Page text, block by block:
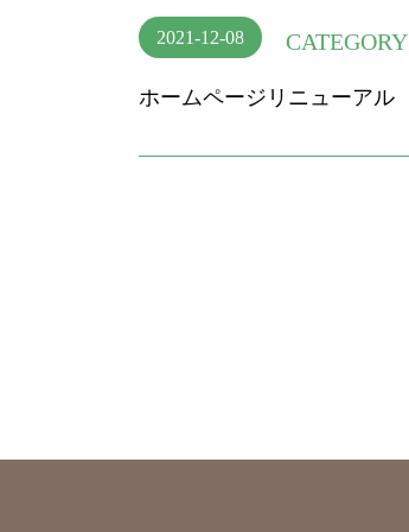
2021-12-08 CATEGORY
ホームページリニューアル